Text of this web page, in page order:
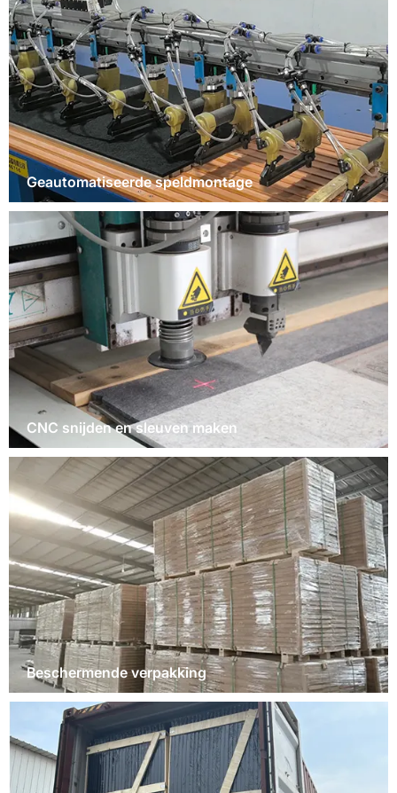
Geautomatiseerde speldmontage
CNC snijden en sleuven maken
Beschermende verpakking